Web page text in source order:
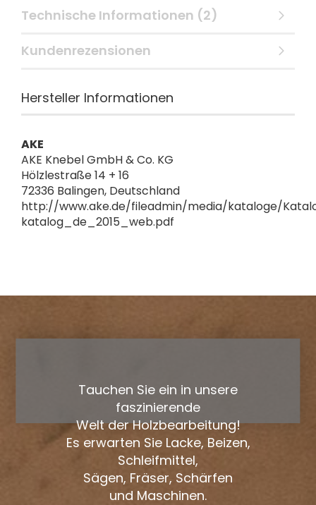
Technische Informationen (2)
Kundenrezensionen
Hersteller Informationen
AKE
AKE Knebel GmbH & Co. KG
Hölzlestraße 14 + 16
72336 Balingen, Deutschland
http://www.ake.de/fileadmin/media/kataloge/
katalog_de_2015_web.pdf
Tauchen Sie ein in unsere
faszinierende
Welt der Holzbearbeitung!
Es erwarten Sie Lacke, Beizen,
Schleifmittel,
Sägen, Fräser, Schärfen
und Maschinen.